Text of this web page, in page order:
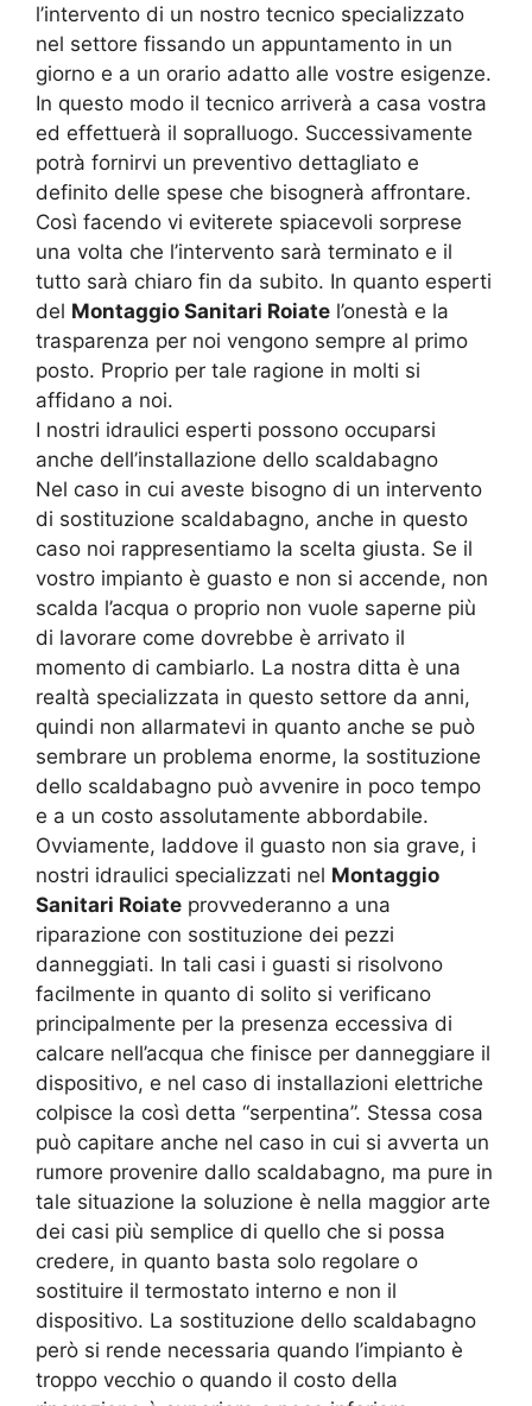
l’intervento di un nostro tecnico specializzato
nel settore fissando un appuntamento in un
giorno e a un orario adatto alle vostre esigenze.
In questo modo il tecnico arriverà a casa vostra
ed effettuerà il sopralluogo. Successivamente
potrà fornirvi un preventivo dettagliato e
definito delle spese che bisognerà affrontare.
Così facendo vi eviterete spiacevoli sorprese
una volta che l’intervento sarà terminato e il
tutto sarà chiaro fin da subito. In quanto esperti
del Montaggio Sanitari Roiate l’onestà e la
trasparenza per noi vengono sempre al primo
posto. Proprio per tale ragione in molti si
affidano a noi.
I nostri idraulici esperti possono occuparsi
anche dell’installazione dello scaldabagno
Nel caso in cui aveste bisogno di un intervento
di sostituzione scaldabagno, anche in questo
caso noi rappresentiamo la scelta giusta. Se il
vostro impianto è guasto e non si accende, non
scalda l’acqua o proprio non vuole saperne più
di lavorare come dovrebbe è arrivato il
momento di cambiarlo. La nostra ditta è una
realtà specializzata in questo settore da anni,
quindi non allarmatevi in quanto anche se può
sembrare un problema enorme, la sostituzione
dello scaldabagno può avvenire in poco tempo
e a un costo assolutamente abbordabile.
Ovviamente, laddove il guasto non sia grave, i
nostri idraulici specializzati nel Montaggio
Sanitari Roiate provvederanno a una
riparazione con sostituzione dei pezzi
danneggiati. In tali casi i guasti si risolvono
facilmente in quanto di solito si verificano
principalmente per la presenza eccessiva di
calcare nell’acqua che finisce per danneggiare il
dispositivo, e nel caso di installazioni elettriche
colpisce la così detta “serpentina”. Stessa cosa
può capitare anche nel caso in cui si avverta un
rumore provenire dallo scaldabagno, ma pure in
tale situazione la soluzione è nella maggior arte
dei casi più semplice di quello che si possa
credere, in quanto basta solo regolare o
sostituire il termostato interno e non il
dispositivo. La sostituzione dello scaldabagno
però si rende necessaria quando l’impianto è
troppo vecchio o quando il costo della